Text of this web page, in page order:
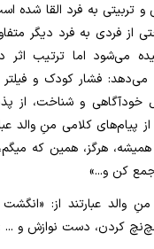
و تربیتی به فرد القا شده
از فردی به فرد دیگر
می‌شود اما ترتیب اثر
فشار کودک و فیلتر
خودآگاهی و شناخت، از
پیام‌های کلامی منِ والد
همیشه، هرگز، همین که
کن و...»
والد عبارتند از:
نچ‌نچ کردن، دست نوازش و ...